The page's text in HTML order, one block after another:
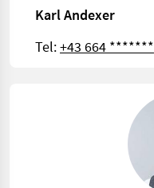
Karl Andexer
Tel:+43 664 *******